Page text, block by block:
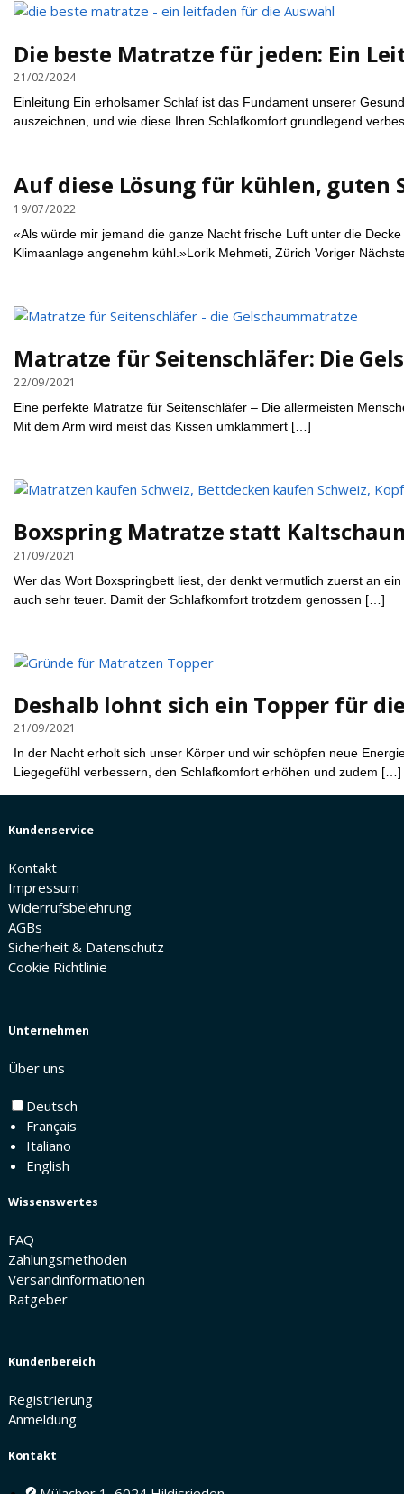
Die beste Matratze für jeden: Ein
21/02/2024
Einleitung Ein erholsamer Schlaf ist das Fundament unserer
auszeichnen, und wie diese Ihren Schlafkomfort grundlegend
Auf diese Lösung für kühlen, guten
19/07/2022
«Als würde mir jemand die ganze Nacht frische Luft unter die
Klimaanlage angenehm kühl.»Lorik Mehmeti, Zürich Voriger
Matratze für Seitenschläfer: Die
22/09/2021
Eine perfekte Matratze für Seitenschläfer – Die allermeisten
Mit dem Arm wird meist das Kissen umklammert […]
Boxspring Matratze statt
21/09/2021
Wer das Wort Boxspringbett liest, der denkt vermutlich zuerst an
auch sehr teuer. Damit der Schlafkomfort trotzdem genossen […]
Deshalb lohnt sich ein Topper für
21/09/2021
In der Nacht erholt sich unser Körper und wir schöpfen neue
Liegegefühl verbessern, den Schlafkomfort erhöhen und zudem […]
Kundenservice
Kontakt
Impressum
Widerrufsbelehrung
AGBs
Sicherheit & Datenschutz
Cookie Richtlinie
Unternehmen
Über uns
Deutsch
Français
Italiano
English
Wissenswertes
FAQ
Zahlungsmethoden
Versandinformationen
Ratgeber
Kundenbereich
Registrierung
Anmeldung
Kontakt